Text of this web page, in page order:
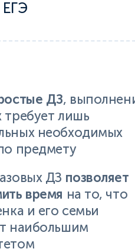
ЕГЭ
ДЗ,
требует лишь
необходимых
предмету
ДЗ позволяет
время на то, что
и его семьи
наибольшим